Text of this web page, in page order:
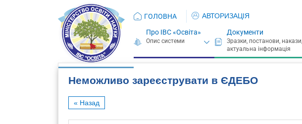
ГОЛОВНА АВТОРИЗАЦІЯ
Про ІВС «Освіта» Документи
Неможливо зареєструвати в ЄДЕБО
« Назад